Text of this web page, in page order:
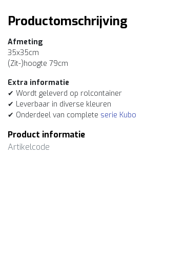
Productomschrijving
Afmeting
35x35cm
(Zit-)hoogte 79cm
Extra informatie
✔ Wordt geleverd op rolcontainer
✔ Leverbaar in diverse kleuren
✔ Onderdeel van complete serie Kubo
Product informatie
Artikelcode